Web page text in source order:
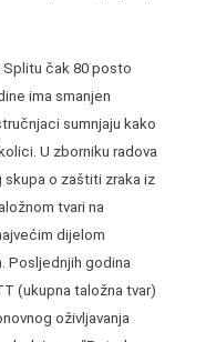
čak 80 posto
ima smanjen
sumnjaju kako
U zborniku radova
o zaštiti zraka iz
tvari na
dijelom
Posljednjih godina
(ukupna taložna tvar)
oživljavanja